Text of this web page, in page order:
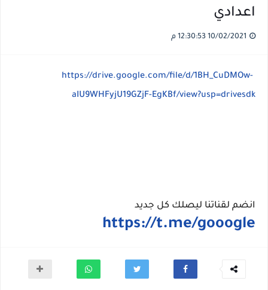
اعدادي
https://drive.google.com/file/d/1BH_CuDMOw-
aIU9WHFyjU19GZjF-EgKBf/view?usp=drivesdk
انضم لقناتنا ليصلك كل جديد
https://t.me/gooogle